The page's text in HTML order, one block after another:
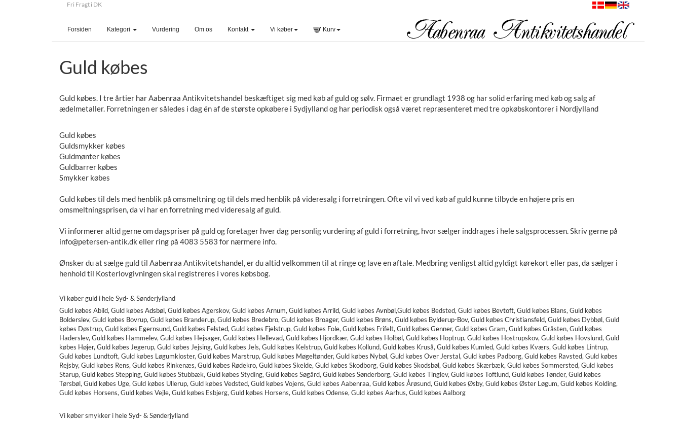
Fri Fragt i DK
Forsiden (current)Kategori Vurdering Om os Kontakt Vi køber Kurv
Guld købes
Guld købes. I tre årtier har Aabenraa Antikvitetshandel beskæftiget sig med køb af guld og sølv. Firmaet er grundlagt 1938 og har solid erfaring med køb og salg af
ædelmetaller. Forretningen er således i dag én af de største opkøbere i Sydjylland og har periodisk også været repræsenteret med tre opkøbskontorer i Nordjylland
Guld købes
Guldsmykker købes
Guldmønter købes
Guldbarrer købes
Smykker købes
Guld købes til dels med henblik på omsmeltning og til dels med henblik på videresalg i forretningen. Ofte vil vi ved køb af guld kunne tilbyde en højere pris en
omsmeltningsprisen, da vi har en forretning med videresalg af guld.
Vi informerer altid gerne om dagspriser på guld og foretager hver dag personlig vurdering af guld i forretning, hvor sælger inddrages i hele salgsprocessen. Skriv gerne på
info@petersen-antik.dk eller ring på 4083 5583 for nærmere info.
Ønsker du at sælge guld til Aabenraa Antikvitetshandel, er du altid velkommen til at ringe og lave en aftale. Medbring venligst altid gyldigt kørekort eller pas, da sælger i
henhold til Kosterlovgivningen skal registreres i vores købsbog.
Vi køber guld i hele Syd- & Sønderjylland
Guld købes Abild, Guld købes Adsbøl, Guld købes Agerskov, Guld købes Arnum,Guld købes Arrild,Guld købes Avnbøl,Guld købes Bedsted,Guld købes Bevtoft,Guld købes Blans, Guld købes
Bolderslev,Guld købes Bovrup,Guld købes Branderup, Guld købes Bredebro,Guld købes Broager,Guld købes Brøns,Guld købes Bylderup-Bov,Guld købes Christiansfeld,Guld købes Dybbøl, Guld
købes Døstrup, Guld købes Egernsund,Guld købes Felsted,Guld købes Fjelstrup,Guld købes Fole,Guld købes Frifelt, Guld købes Genner,Guld købes Gram, Guld købes Gråsten, Guld købes
Haderslev, Guld købes Hammelev, Guld købes Hejsager, Guld købes Hellevad, Guld købes Hjordkær, Guld købes Holbøl, Guld købes Hoptrup, Guld købes Hostrupskov, Guld købes Hovslund, Guld
købes Højer, Guld købes Jegerup, Guld købes Jejsing, Guld købes Jels, Guld købes Kelstrup, Guld købes Kollund, Guld købes Kruså, Guld købes Kumled, Guld købes Kværs, Guld købes Lintrup,
Guld købes Lundtoft, Guld købes Løgumkloster, Guld købes Marstrup, Guld købes Møgeltønder, Guld købes Nybøl, Guld købes Over Jerstal, Guld købes Padborg, Guld købes Ravsted, Guld købes
Rejsby, Guld købes Rens, Guld købes Rinkenæs, Guld købes Rødekro, Guld købes Skelde, Guld købes Skodborg, Guld købes Skodsbøl, Guld købes Skærbæk, Guld købes Sommersted, Guld købes
Starup, Guld købes Stepping, Guld købes Stubbæk, Guld købes Styding, Guld købes Søgård, Guld købes Sønderborg, Guld købes Tinglev, Guld købes Toftlund, Guld købes Tønder, Guld købes
Tørsbøl, Guld købes Uge, Guld købes Ullerup, Guld købes Vedsted, Guld købes Vojens, Guld købes Aabenraa, Guld købes Årøsund, Guld købes Øsby, Guld købes Øster Løgum, Guld købes Kolding,
Guld købes Horsens, Guld købes Vejle, Guld købes Esbjerg, Guld købes Horsens, Guld købes Odense, Guld købes Aarhus, Guld købes Aalborg
Vi køber smykker i hele Syd- & Sønderjylland